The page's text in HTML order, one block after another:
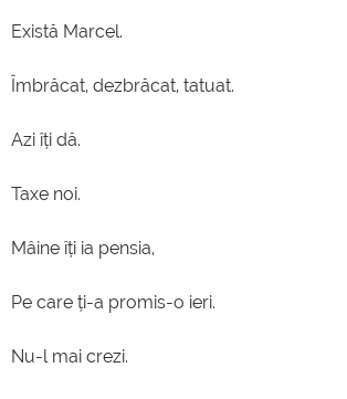
Există Marcel.
Îmbrăcat, dezbrăcat, tatuat.
Azi îți dă.
Taxe noi.
Mâine îți ia pensia,
Pe care ți-a promis-o ieri.
Nu-l mai crezi.